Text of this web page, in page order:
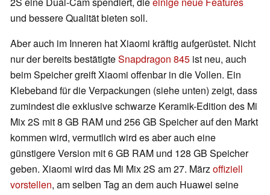
und bessere Qualität bieten soll.
Aber auch im Inneren hat Xiaomi kräftig aufgerüstet. Nicht
nur der bereits bestätigteSnapdragon 845 ist neu, auch
beim Speicher greift Xiaomi offenbar in die Vollen. Ein
Klebeband für die Verpackungen (siehe unten) zeigt, dass
zumindest die exklusive schwarze Keramik-Edition des Mi
Mix 2S mit 8 GB RAM und 256 GB Speicher auf den Markt
kommen wird, vermutlich wird es aber auch eine
günstigere Version mit 6 GB RAM und 128 GB Speicher
geben. Xiaomi wird das Mi Mix 2S am 27. Märzoffiziell
vorstellen, am selben Tag an dem auch Huawei seine